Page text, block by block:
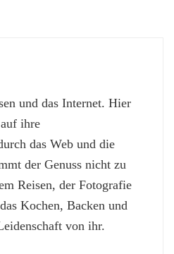
und das Internet. Hier
ihre
das Web und die
der Genuss nicht zu
Reisen, der Fotografie
Kochen, Backen und
von ihr.